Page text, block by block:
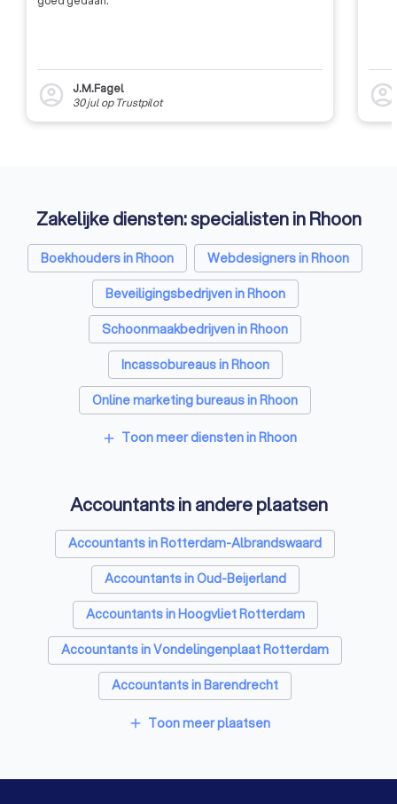
professionele dienstverlener die
account_circle
J.M.Fagel
30 julop Trustpilot account_circle
Zakelijke diensten: specialisten in Rhoon
Boekhouders in Rhoon
Webdesigners in Rhoon
Beveiligingsbedrijven in Rhoon
Schoonmaakbedrijven in Rhoon
Incassobureaus in Rhoon
Online marketing bureaus in Rhoon
Tekstschrijvers in Rhoon
Vertaalbureaus in Rhoon
Grafisch ontwerpers in Rhoon
Reclamebureaus in Rhoon
add Toon meer diensten in Rhoon
Accountants in andere plaatsen
Accountants in Rotterdam-Albrandswaard
Accountants in Oud-Beijerland
Accountants in Hoogvliet Rotterdam
Accountants in Vondelingenplaat Rotterdam
Accountants in Barendrecht
Accountants in Spijkenisse
add Toon meer plaatsen